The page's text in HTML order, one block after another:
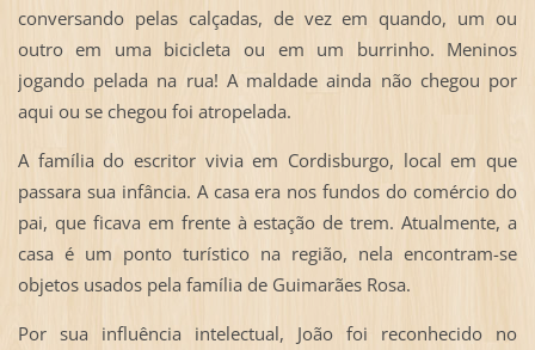
conversando pelas calçadas, de vez em quando, um ou
outro em uma bicicleta ou em um burrinho. Meninos
jogando pelada na rua! A maldade ainda não chegou por
aqui ou se chegou foi atropelada.
A família do escritor vivia em Cordisburgo, local em que
passara sua infância. A casa era nos fundos do comércio do
pai, que ficava em frente à estação de trem. Atualmente, a
casa é um ponto turístico na região, nela encontram-se
objetos usados pela família de Guimarães Rosa.
Por sua influência intelectual, João foi reconhecido no